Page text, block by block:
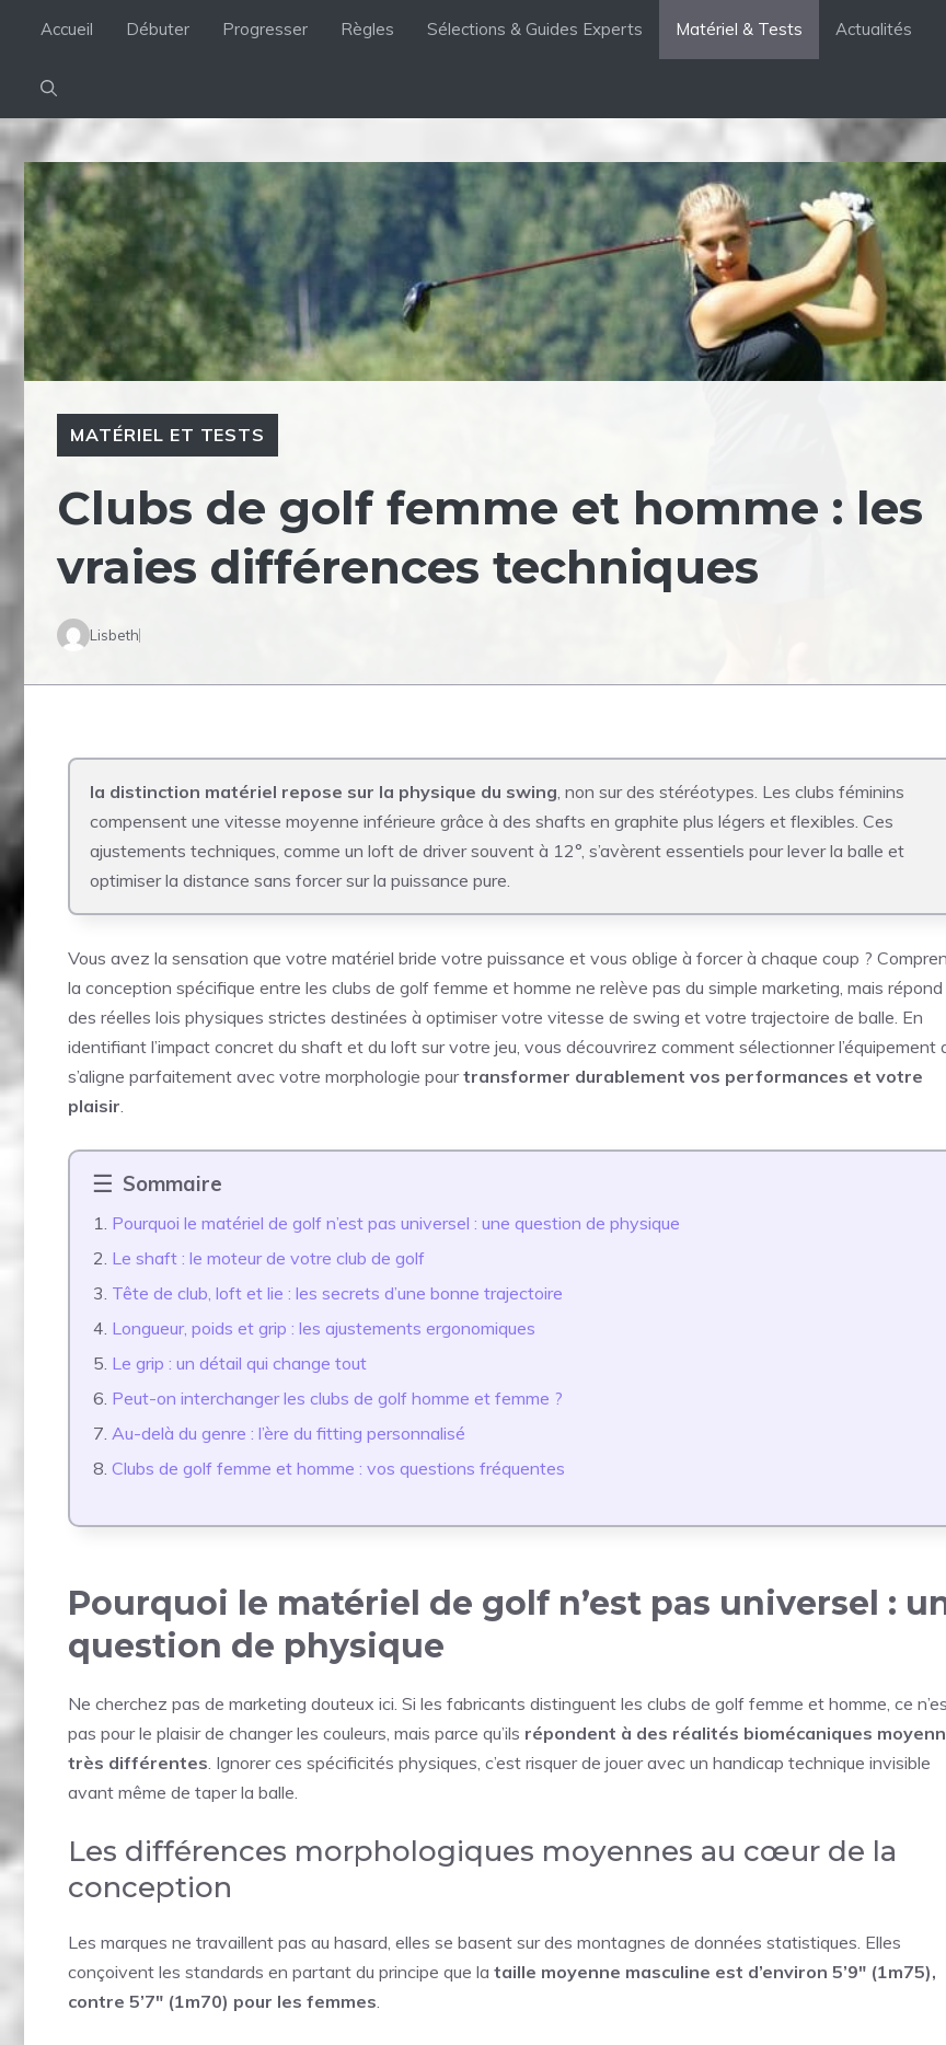
Accueil Débuter Progresser Règles Sélections & Guides Experts Matériel & Tests Actualités
MATÉRIEL ET TESTS
Clubs de golf femme et homme : les
vraies différences techniques
Lisbeth
la distinction matériel repose sur la physique du swing, non sur des stéréotypes. Les clubs féminins
compensent une vitesse moyenne inférieure grâce à des shafts en graphite plus légers et flexibles. Ces
ajustements techniques, comme un loft de driver souvent à 12°, s’avèrent essentiels pour lever la balle et
optimiser la distance sans forcer sur la puissance pure.
Vous avez la sensation que votre matériel bride votre puissance et vous oblige à forcer à chaque coup ?
la conception spécifique entre les clubs de golf femme et homme ne relève pas du simple marketing, mais répond
des réelles lois physiques strictes destinées à optimiser votre vitesse de swing et votre trajectoire de balle. En
identifiant l’impact concret du shaft et du loft sur votre jeu, vous découvrirez comment sélectionner l’équipement
s’aligne parfaitement avec votre morphologie pourtransformer durablement vos performances et votre
plaisir.
Sommaire
Pourquoi le matériel de golf n’est pas universel : une question de physique
Le shaft : le moteur de votre club de golf
Tête de club, loft et lie : les secrets d’une bonne trajectoire
Longueur, poids et grip : les ajustements ergonomiques
Le grip : un détail qui change tout
Peut-on interchanger les clubs de golf homme et femme ?
Au-delà du genre : l’ère du fitting personnalisé
Clubs de golf femme et homme : vos questions fréquentes
Pourquoi le matériel de golf n’est pas universel :
question de physique
Ne cherchez pas de marketing douteux ici. Si les fabricants distinguent les clubs de golf femme et homme, ce
pas pour le plaisir de changer les couleurs, mais parce qu’ils répondent à des réalités biomécaniques
très différentes. Ignorer ces spécificités physiques, c’est risquer de jouer avec un handicap technique invisible
avant même de taper la balle.
Les différences morphologiques moyennes au cœur de la
conception
Les marques ne travaillent pas au hasard, elles se basent sur des montagnes de données statistiques. Elles
conçoivent les standards en partant du principe que la taille moyenne masculine est d’environ 5’9″ (1m75),
contre 5’7″ (1m70) pour les femmes.